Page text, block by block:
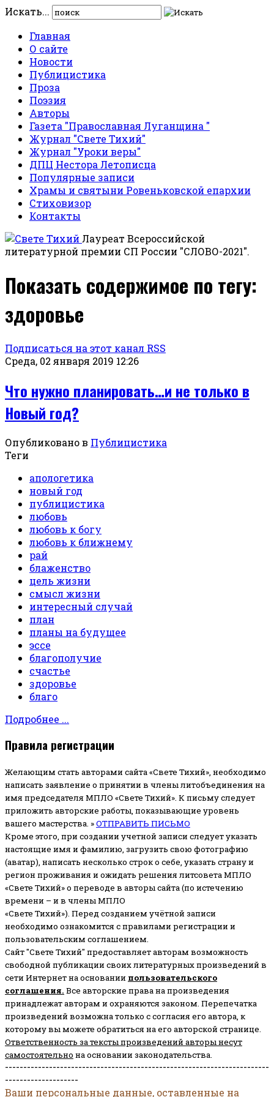
Искать...
Главная
О сайте
Новости
Публицистика
Проза
Поэзия
Авторы
Газета "Православная Луганщина "
Журнал "Свете Тихий"
Журнал "Уроки веры"
ДПЦ Нестора Летописца
Популярные записи
Храмы и святыни Ровеньковской епархии
Стиховизор
Контакты
Лауреат Всероссийской
литературной премии СП России "СЛОВО-2021".
Показать содержимое по тегу:
здоровье
Подписаться на этот канал RSS
Среда, 02 января 2019 12:26
Что нужно планировать…и не только в
Новый год?
Опубликовано в Публицистика
Теги
апологетика
новый год
публицистика
любовь
любовь к богу
любовь к ближнему
рай
блаженство
цель жизни
смысл жизни
интересный случай
план
планы на будущее
эссе
благополучие
счастье
здоровье
благо
Подробнее ...
Правила регистрации
Желающим стать авторами сайта «Свете Тихий», необходимо
написать заявление о принятии в члены литобъединения на
имя председателя МПЛО «Свете Тихий». К письму следует
приложить авторские работы, показывающие уровень
вашего мастерства. »ОТПРАВИТЬ ПИСЬМО
Кроме этого, при создании учетной записи следует указать
настоящие имя и фамилию, загрузить свою фотографию
(аватар), написать несколько строк о себе, указать страну и
регион проживания и ожидать решения литсовета МПЛО
«Свете Тихий» о переводе в авторы сайта (по истечению
времени – и в члены МПЛО
«Свете Тихий»). Перед созданием учётной записи
необходимо ознакомится с правилами регистрации и
пользовательским соглашением.
Сайт "Свете Тихий" предоставляет авторам возможность
свободной публикации своих литературных произведений в
сети Интернет на основании пользовательского
соглашения. Все авторские права на произведения
принадлежат авторам и охраняются законом. Перепечатка
произведений возможна только с согласия его автора, к
которому вы можете обратиться на его авторской странице.
Ответственность за тексты произведений авторы несут
самостоятельно на основании законодательства.
------------------------------------------------------------------------
--------------------
Ваши персональные данные, оставленные на